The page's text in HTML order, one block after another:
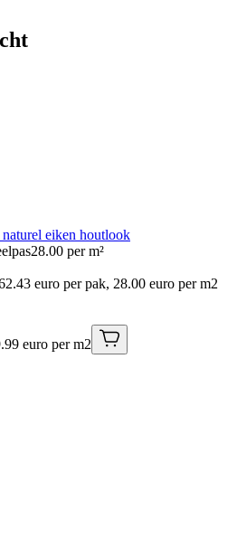
eiken houtlook
28.00 per m²
euro per pak, 28.00 euro per m2
euro per m2